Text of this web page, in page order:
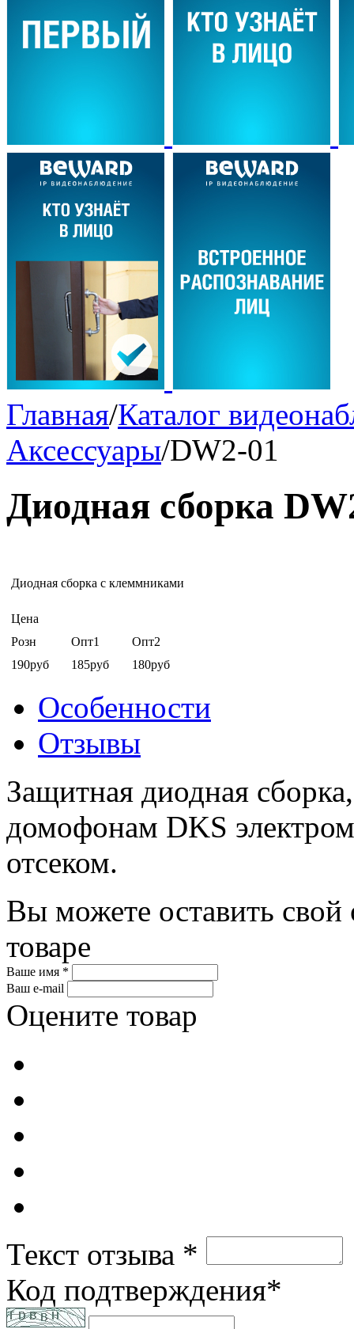
Главная/Каталог
Аксессуары/DW2-01
Диодная сборка
Диодная сборка с клеммниками
Цена
Розн
Опт1
Опт2
190руб
185руб 180руб
Особенности
Отзывы
Защитная диодная
домофонам DKS
отсеком.
Вы можете оставить свой
товаре
Ваше имя *
Ваш e-mail
Оцените товар
Текст отзыва *
Код подтверждения*